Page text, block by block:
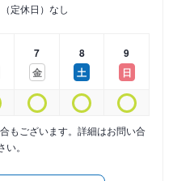
（定休日）なし
7
金
8
土
9
日
もございます。詳細はお問い合
。